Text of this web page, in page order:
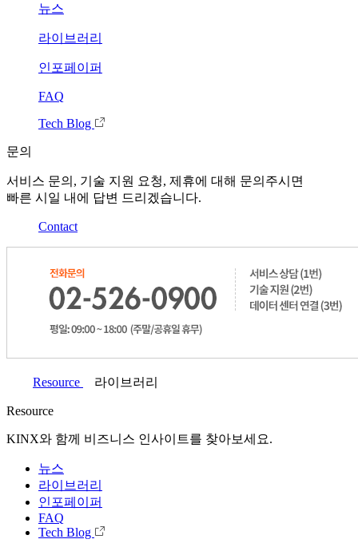
뉴스
라이브러리
인포페이퍼
FAQ
Tech Blog
문의
서비스 문의, 기술 지원 요청, 제휴에 대해 문의주시면
빠른 시일 내에 답변 드리겠습니다.
Contact
Resource 라이브러리
Resource
KINX와 함께 비즈니스 인사이트를 찾아보세요.
뉴스
라이브러리
인포페이퍼
FAQ
Tech Blog